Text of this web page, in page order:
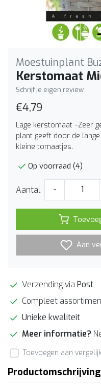
Moestuinplant
Kerstomaat
Schrijf je eigen review
€4,79
Lage kerstomaat –Zeer
plant geeft door de
kleine tomaatjes.
Op voorraad (4)
Aantal -
Aan
Verzending via Post
Compleet
Unieke kwaliteit
Meer informatie?
Toevoegen aan
Productomschrijving